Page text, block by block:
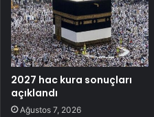
2027 hac kura sonuçları
açıklandı
Ağustos 7, 2026